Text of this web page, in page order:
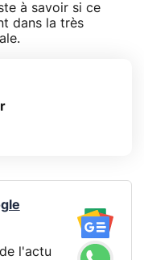
à savoir si ce
dans la très
l'actu